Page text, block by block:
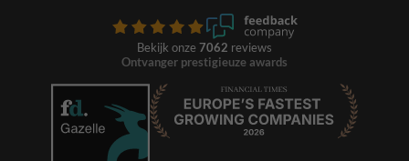
Bekijk onze 7062 reviews
Ontvanger prestigieuze awards